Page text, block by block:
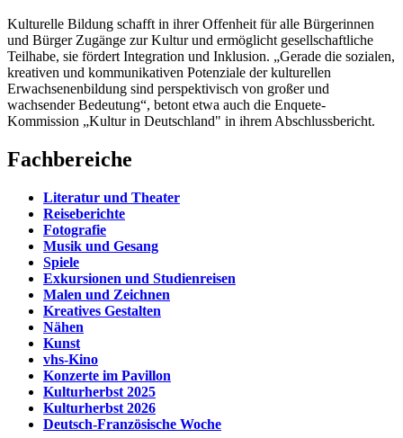
Kulturelle Bildung schafft in ihrer Offenheit für alle Bürgerinnen
und Bürger Zugänge zur Kultur und ermöglicht gesellschaftliche
Teilhabe, sie fördert Integration und Inklusion. „Gerade die sozialen,
kreativen und kommunikativen Potenziale der kulturellen
Erwachsenenbildung sind perspektivisch von großer und
wachsender Bedeutung“, betont etwa auch die Enquete-
Kommission „Kultur in Deutschland" in ihrem Abschlussbericht.
Fachbereiche
Literatur und Theater
Reiseberichte
Fotografie
Musik und Gesang
Spiele
Exkursionen und Studienreisen
Malen und Zeichnen
Kreatives Gestalten
Nähen
Kunst
vhs-Kino
Konzerte im Pavillon
Kulturherbst 2025
Kulturherbst 2026
Deutsch-Französische Woche